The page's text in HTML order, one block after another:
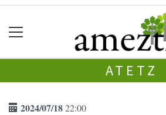
ATETZ
2024/07/1822:00